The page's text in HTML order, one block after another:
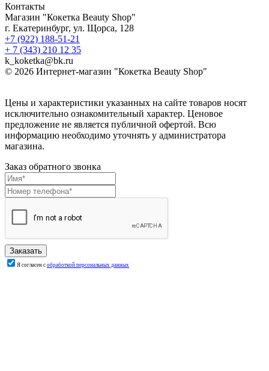
Контакты
Магазин "Кокетка Beauty Shop"
г. Екатеринбург, ул. Щорса, 128
+7 (922) 188-51-21
+ 7 (343) 210 12 35
k_koketka@bk.ru
© 2026 Интернет-магазин "Кокетка Beauty Shop"
Цены и характеристики указанных на сайте товаров носят
исключительно ознакомительный характер. Ценовое
предложение не является публичной офертой. Всю
информацию необходимо уточнять у администратора
магазина.
Заказ обратного звонка
Я согласен с обработкой персональных данных